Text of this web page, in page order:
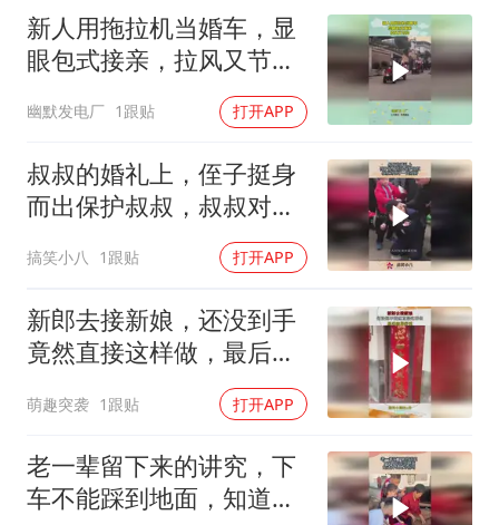
东方之约 相约未来
新人用拖拉机当婚车，显
眼包式接亲，拉风又节
幽默发电厂 1跟贴 打开APP
叔叔的婚礼上，侄子挺身
而出保护叔叔，叔叔对侄
搞笑小八 1跟贴 打开APP
新郎去接新娘，还没到手
竟然直接这样做，最后结
萌趣突袭 1跟贴 打开APP
老一辈留下来的讲究，下
车不能踩到地面，知道什